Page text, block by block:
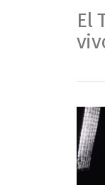
El